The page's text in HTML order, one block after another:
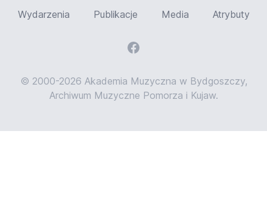
Wydarzenia Publikacje Media Atrybuty
© 2000-2026 Akademia Muzyczna w Bydgoszczy,
Archiwum Muzyczne Pomorza i Kujaw.